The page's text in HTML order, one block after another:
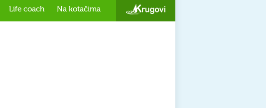
Life coach Na kotačima